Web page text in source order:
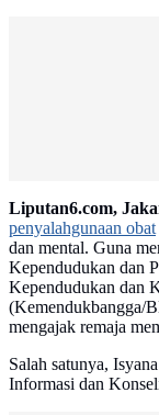
Liputan6.com,
penyalahgunaan obat
dan mental. Guna
Kependudukan dan
Kependudukan dan
(Kemendukbangga/
mengajak remaja
Salah satunya,
Informasi dan